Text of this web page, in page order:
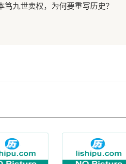
笃九世卖权，为何要重写历史？